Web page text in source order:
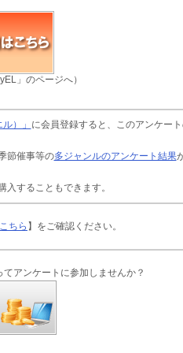
」のページへ）
）」 に会員登録すると、このアンケー
節催事等の多ジャンルのアンケート結果
入することもできます。
こちら 】をご確認ください。
アンケートに参加しませんか？